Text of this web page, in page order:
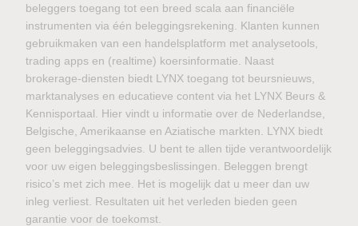
beleggers toegang tot een breed scala aan financiële
instrumenten via één beleggingsrekening. Klanten kunnen
gebruikmaken van een handelsplatform met analysetools,
trading apps en (realtime) koersinformatie. Naast
brokerage-diensten biedt LYNX toegang tot beursnieuws,
marktanalyses en educatieve content via het LYNX Beurs &
Kennisportaal. Hier vindt u informatie over de Nederlandse,
Belgische, Amerikaanse en Aziatische markten. LYNX biedt
geen beleggingsadvies. U bent te allen tijde verantwoordelijk
voor uw eigen beleggingsbeslissingen. Beleggen brengt
risico’s met zich mee. Het is mogelijk dat u meer dan uw
inleg verliest. Resultaten uit het verleden bieden geen
garantie voor de toekomst.